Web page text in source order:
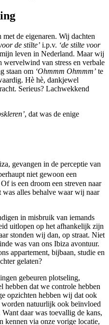
de eigenaren. Wij dachten
de stilte’ i.p.v. ‘de stilte voor
leven in Nederland. Maar wij
wervelwind van stress en verbale
staan om ‘Ohmmm Ohmmm’ te
Hè hè, dankjewel
Serieus? Lachwekkend
, dat was de enige
gevangen in de perceptie van
niet gewoon een
is een droom een streven naar
alles behalve waar wij naar
in misbruik van iemands
uitlopen op het afhankelijk zijn
stonden wij dan, op straat. Niet
was van ons Ibiza avontuur.
appartement, bijbaan, studie en
gelaten?
gebeuren plotseling,
hebben dat we controle hebben
opzichten hebben wij dat ook
natuurlijk ook beïnvloed
daar was toevallig de kans,
kennen via onze vorige locatie,